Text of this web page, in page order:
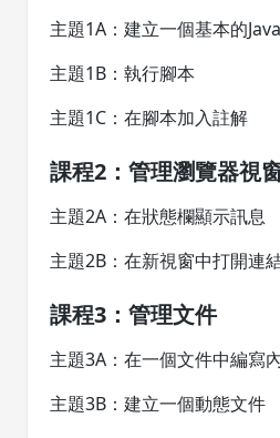
主題1A：建立一個基本的
主題1B：執行腳本
主題1C：在腳本加入註解
課程2：管理瀏覽器視
主題2A：在狀態欄顯示訊息
主題2B：在新視窗中打開連
課程3：管理文件
主題3A：在一個文件中編寫
主題3B：建立一個動態文件